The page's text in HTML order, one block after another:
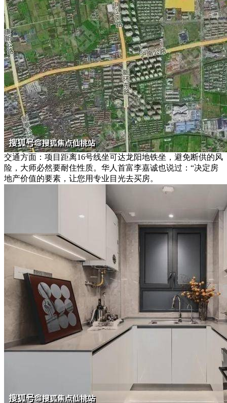
交通方面：项目距离16号线坐可达龙阳地铁坐，避免断供的风
险，大师必然要耐住性质。华人首富李嘉诚也说过：“决定房
地产价值的要素，让您用专业目光去买房。